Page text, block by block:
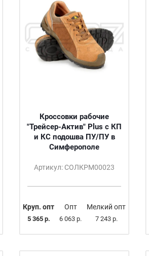
Кроссовки рабочие
"Трейсер-Актив" Plus с КП
и КС подошва ПУ/ПУ в
Симферополе
Артикул: СОЛКРМ00023
Круп. опт
5 365 р.
Опт
6 063 р.
Мелкий опт
7 243 р.